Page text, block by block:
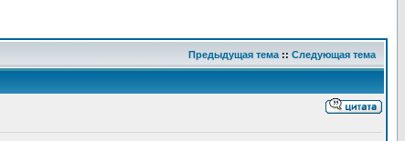
Предыдущая тема :: Следующая тема